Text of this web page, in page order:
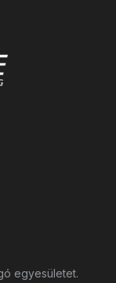
egyesületet.